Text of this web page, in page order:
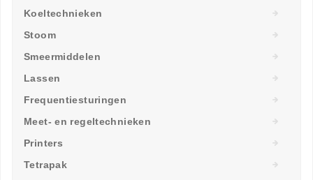
Koeltechnieken
Stoom
Smeermiddelen
Lassen
Frequentiesturingen
Meet- en regeltechnieken
Printers
Tetrapak